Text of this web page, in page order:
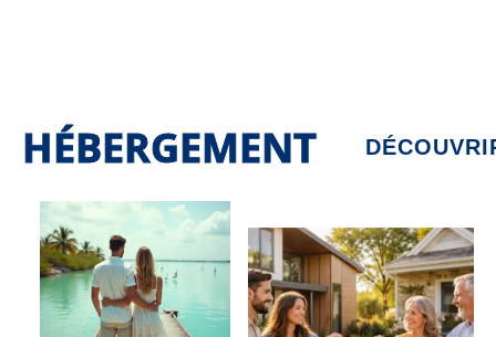
HÉBERGEMENT